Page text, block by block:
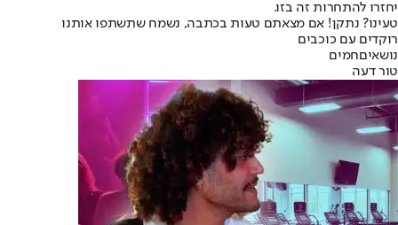
יחזרו להתחרות זה בזו.
טעינו? נתקן! אם מצאתם טעות בכתבה, נשמח שתשתפו אותנו
רוקדים עם כוכבים
נושאיםחמים
טור דעה